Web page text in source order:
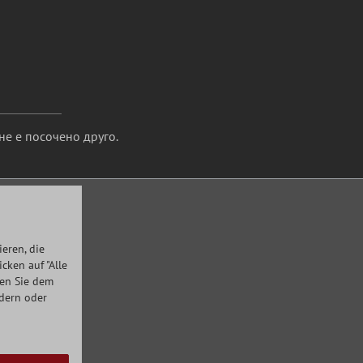
е посочено друго.
die
auf "Alle
Sie dem
oder